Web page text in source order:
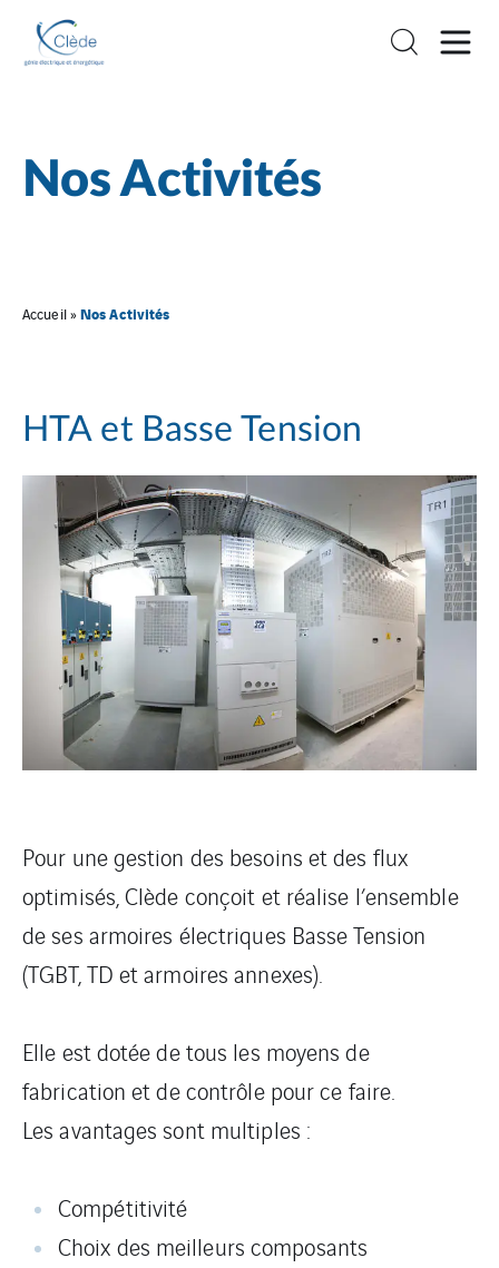
Nos Activités
Accueil»Nos Activités
HTA et Basse Tension
Pour une gestion des besoins et des flux
optimisés, Clède conçoit et réalise l’ensemble
de ses armoires électriques Basse Tension
(TGBT, TD et armoires annexes).
Elle est dotée de tous les moyens de
fabrication et de contrôle pour ce faire.
Les avantages sont multiples :
Compétitivité
Choix des meilleurs composants